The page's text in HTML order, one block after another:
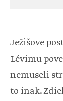
Ježišove
Lévimu
nemuseli
to inak.